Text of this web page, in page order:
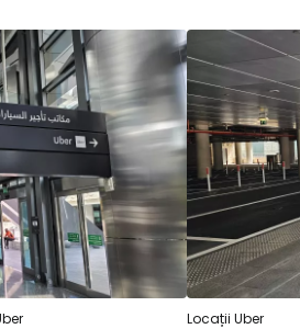
Locații Uber
vă
mondială a călătorilor